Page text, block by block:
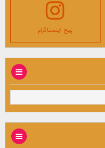
پیج اینستاگرام